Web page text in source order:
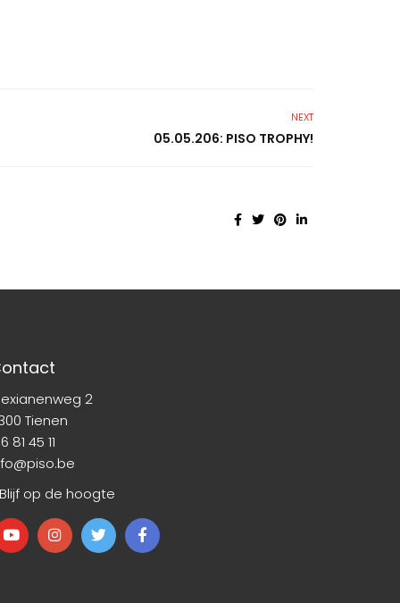
NEXT
05.05.206: PISO TROPHY!
2
Tienen
81 45 11
op de hoogte